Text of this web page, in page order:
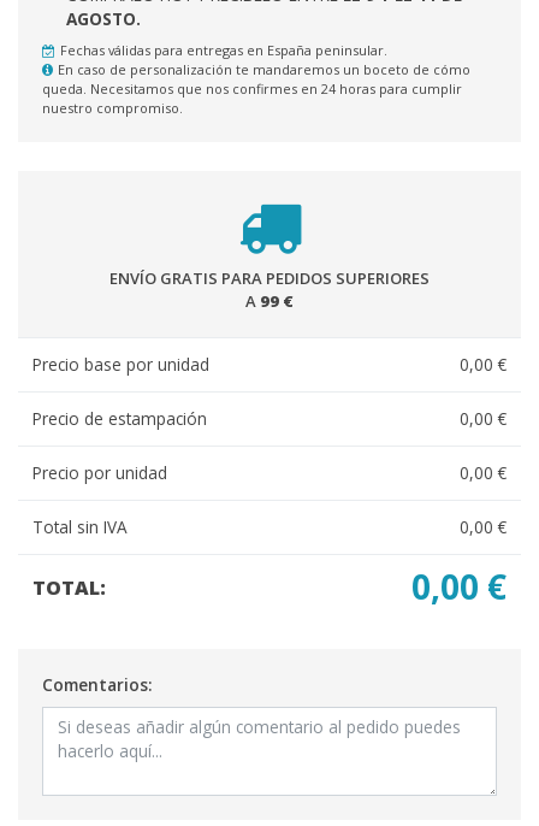
AGOSTO.
Fechas válidas para entregas en España peninsular.
En caso de personalización te mandaremos un boceto de cómo
queda. Necesitamos que nos confirmes en 24 horas para cumplir
nuestro compromiso.
ENVÍO GRATIS PARA PEDIDOS SUPERIORES
A 99 €
Precio base por unidad 0,00 €
Precio de estampación 0,00 €
Precio por unidad 0,00 €
Total sin IVA 0,00 €
TOTAL: 0,00 €
Comentarios: